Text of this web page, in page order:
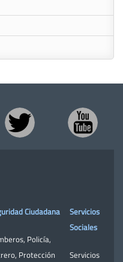
Ciudadana
, Policía,
, Protección
Servicios
Sociales
Servicios